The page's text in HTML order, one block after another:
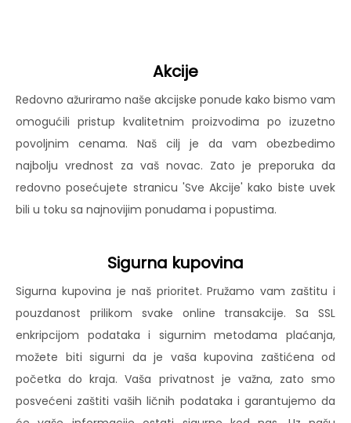
Akcije
Redovno ažuriramo naše akcijske ponude kako bismo vam
omogućili pristup kvalitetnim proizvodima po izuzetno
povoljnim cenama. Naš cilj je da vam obezbedimo
najbolju vrednost za vaš novac. Zato je preporuka da
redovno posećujete stranicu 'Sve Akcije' kako biste uvek
bili u toku sa najnovijim ponudama i popustima.
Sigurna kupovina
Sigurna kupovina je naš prioritet. Pružamo vam zaštitu i
pouzdanost prilikom svake online transakcije. Sa SSL
enkripcijom podataka i sigurnim metodama plaćanja,
možete biti sigurni da je vaša kupovina zaštićena od
početka do kraja. Vaša privatnost je važna, zato smo
posvećeni zaštiti vaših ličnih podataka i garantujemo da